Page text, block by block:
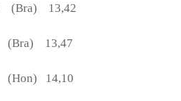
(Bra) 13,42
(Bra) 13,47
(Hon) 14,10